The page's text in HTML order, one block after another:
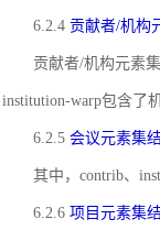
6.2.4 贡献者/机构
贡献者/机构元素
institution-warp包含了
6.2.5 会议元素集
其中，contrib、
6.2.6 项目元素集